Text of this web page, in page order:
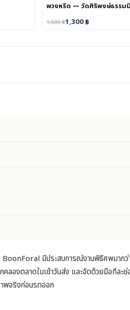
พวงหรีด — วัดศิริพงษ์ธรรม
1,500฿1,300 ฿
BoonForal มีประสบการณ์งานพิธีศพมาก
ลองตลาดในเช้าวันส่ง และจัดด้วยมือทีละ
พจริงก่อนรถออก